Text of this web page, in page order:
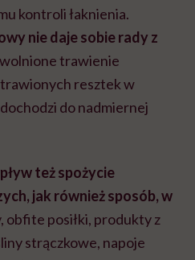
kontroli łaknienia.
nie daje sobie rady z
trawienie
resztek w
do nadmiernej
też spożycie
jak również sposób, w
obfite posiłki, produkty z
strączkowe, napoje